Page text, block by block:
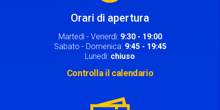
Orari di apertura
Martedì - Venerdì: 9:30 - 19:00
Sabato - Domenica: 9:45 - 19:45
Lunedì: chiuso
Controlla il calendario